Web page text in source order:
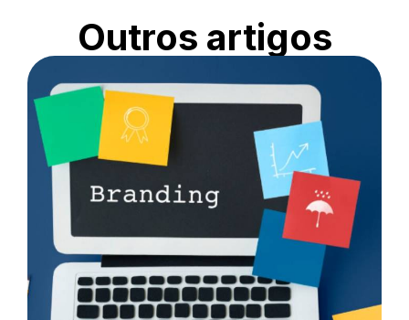
Outros artigos